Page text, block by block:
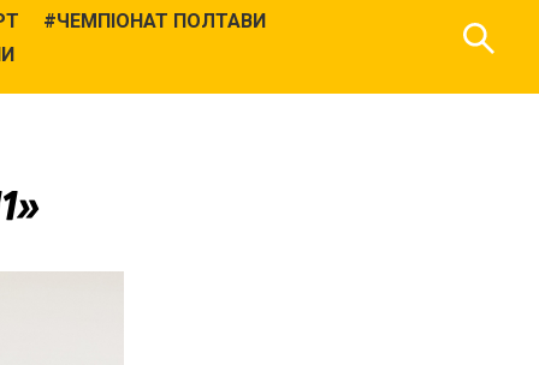
ЧЕМПІОНАТ ПОЛТАВИ